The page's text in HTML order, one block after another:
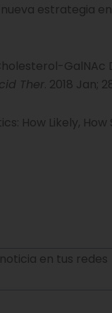
estrategia
GalNAc
Ther. 2018 Jan;
How Likely, How
en tus redes